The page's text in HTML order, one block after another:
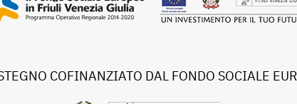
COFINANZIATO DAL FONDO SOCIALE